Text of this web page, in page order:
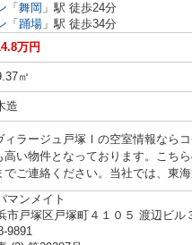
「 舞岡 」駅 徒歩24分
「 踊場 」駅 徒歩34分
万円
㎡
造
ィラージュ戸塚Ⅰの空室情報なら
高い物件となっております。こち
でご連絡ください。当社では、東
マンメイト
市戸塚区戸塚町４１０５ 渡辺ビル
9891